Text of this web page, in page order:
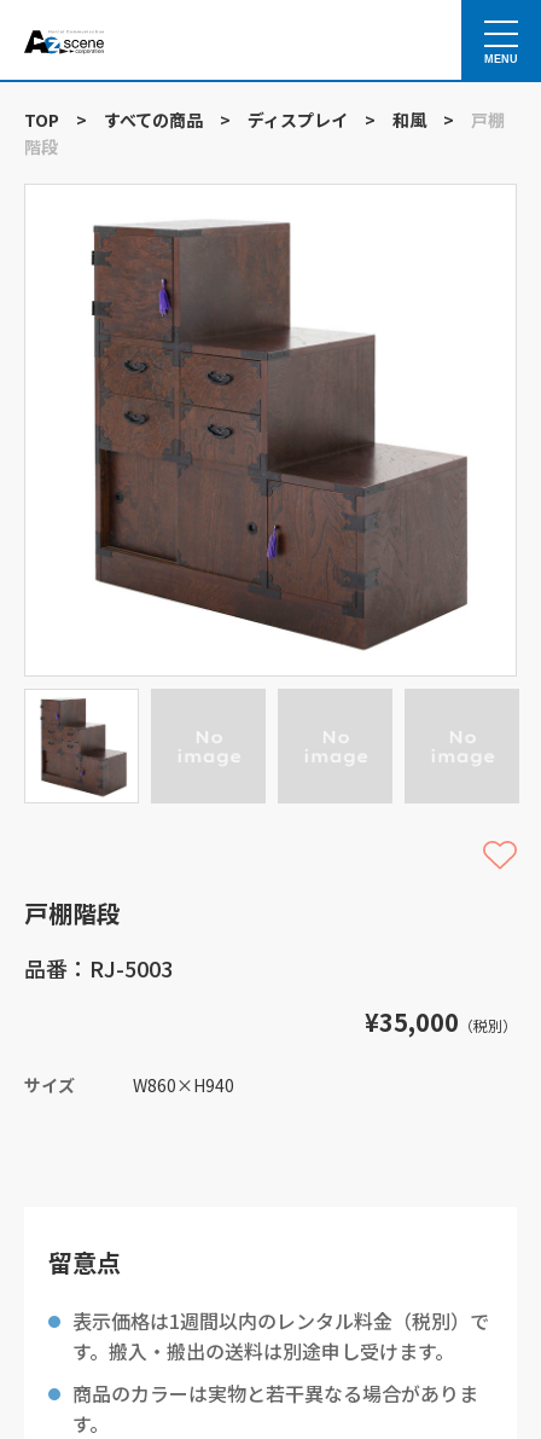
MENU
TOP > すべての商品 > ディスプレイ > 和風 >
戸棚
階段
戸棚階段
品番：RJ-5003
¥35,000 （税別）
サイズ W860×H940
留意点
表示価格は1週間以内のレンタル料金（税別）で
す。搬入・搬出の送料は別途申し受けます。
商品のカラーは実物と若干異なる場合がありま
す。